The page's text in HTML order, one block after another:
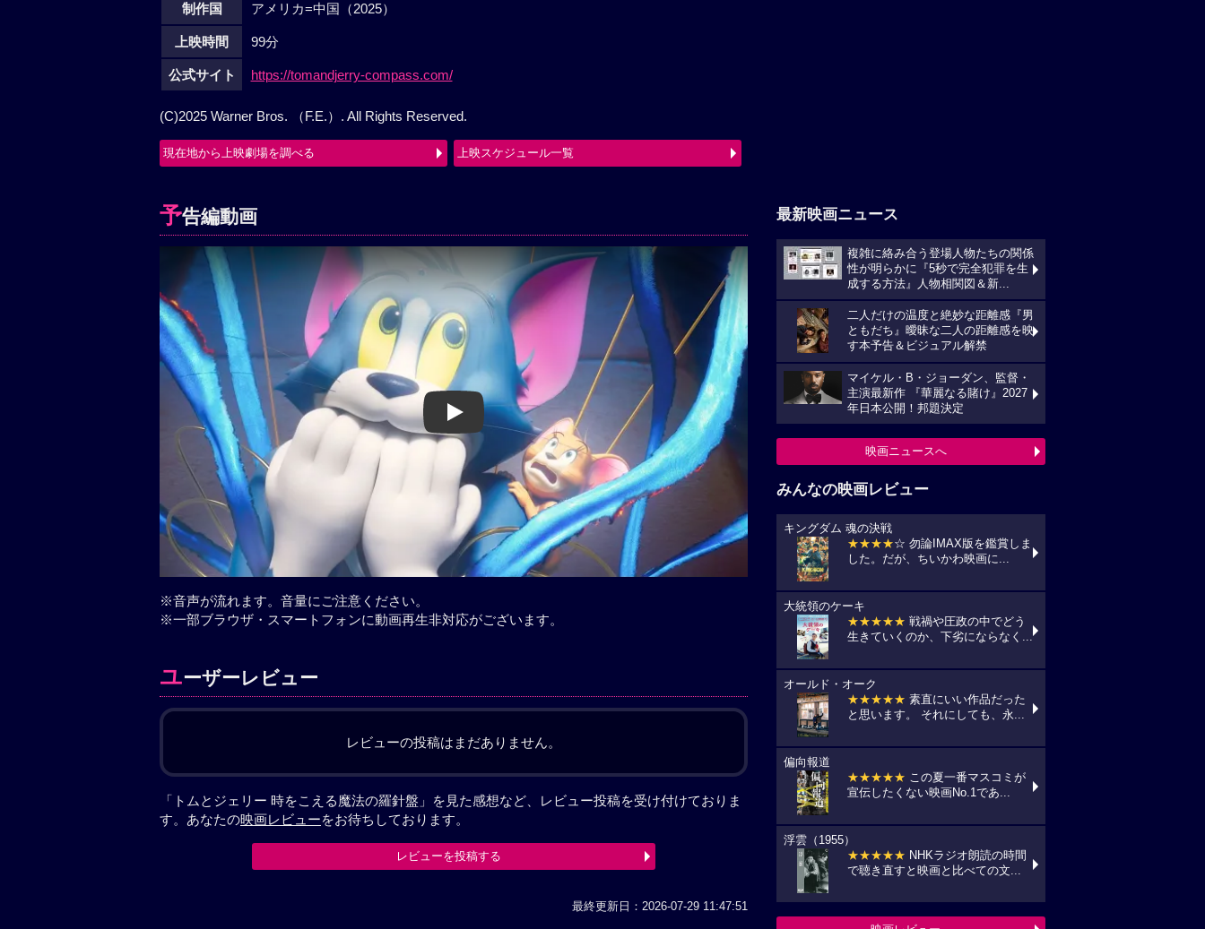
制作国 アメリカ=中国（2025）
上映時間 99分
公式サイト https://tomandjerry-compass.com/
(C)2025 Warner Bros. （F.E.）. All Rights Reserved.
現在地から上映劇場を調べる 上映スケジュール一覧
予告編動画
Play
※音声が流れます。音量にご注意ください。
※一部ブラウザ・スマートフォンに動画再生非対応がございます。
ユーザーレビュー
レビューの投稿はまだありません。
「トムとジェリー 時をこえる魔法の羅針盤」を見た感想など、レビュー投稿を受け付けておりま
す。あなたの映画レビューをお待ちしております。
レビューを投稿する
最終更新日：2026-07-29 11:47:51
最新映画ニュース
複雑に絡み合う登場人物たちの関係
性が明らかに『5秒で完全犯罪を生
成する方法』人物相関図＆新...
二人だけの温度と絶妙な距離感『男
ともだち』曖昧な二人の距離感を映
す本予告＆ビジュアル解禁
マイケル・B・ジョーダン、監督・
主演最新作 『華麗なる賭け』2027
年日本公開！邦題決定
映画ニュースへ
みんなの映画レビュー
キングダム 魂の決戦
★★★★☆ 勿論IMAX版を鑑賞しま
した。だが、ちいかわ映画に...
大統領のケーキ
★★★★★ 戦禍や圧政の中でどう
生きていくのか、下劣にならなく...
オールド・オーク
★★★★★ 素直にいい作品だった
と思います。 それにしても、永...
偏向報道
★★★★★ この夏一番マスコミが
宣伝したくない映画No.1であ...
浮雲（1955）
★★★★★ NHKラジオ朗読の時間
で聴き直すと映画と比べての文...